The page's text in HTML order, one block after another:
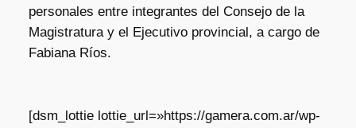
personales entre integrantes del Consejo de la
Magistratura y el Ejecutivo provincial, a cargo de
Fabiana Ríos.
[dsm_lottie lottie_url=»https://gamera.com.ar/wp-